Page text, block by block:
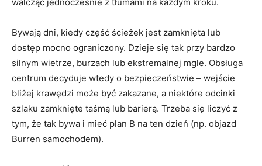
Bywają dni, kiedy część ścieżek jest zamknięta lub
dostęp mocno ograniczony. Dzieje się tak przy bardzo
silnym wietrze, burzach lub ekstremalnej mgle. Obsługa
centrum decyduje wtedy o bezpieczeństwie – wejście
bliżej krawędzi może być zakazane, a niektóre odcinki
szlaku zamknięte taśmą lub barierą. Trzeba się liczyć z
tym, że tak bywa i mieć plan B na ten dzień (np. objazd
Burren samochodem).